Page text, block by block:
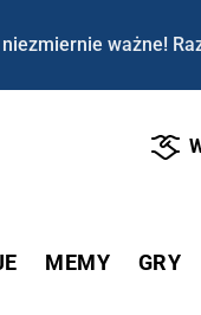
ważne!
MEMY GRY